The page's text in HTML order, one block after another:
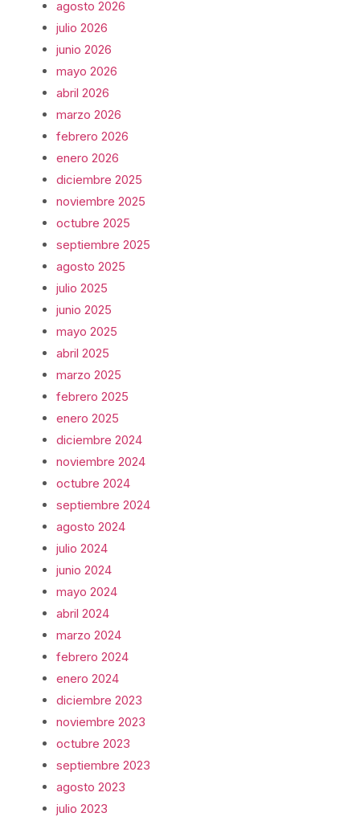
agosto 2026
julio 2026
junio 2026
mayo 2026
abril 2026
marzo 2026
febrero 2026
enero 2026
diciembre 2025
noviembre 2025
octubre 2025
septiembre 2025
agosto 2025
julio 2025
junio 2025
mayo 2025
abril 2025
marzo 2025
febrero 2025
enero 2025
diciembre 2024
noviembre 2024
octubre 2024
septiembre 2024
agosto 2024
julio 2024
junio 2024
mayo 2024
abril 2024
marzo 2024
febrero 2024
enero 2024
diciembre 2023
noviembre 2023
octubre 2023
septiembre 2023
agosto 2023
julio 2023